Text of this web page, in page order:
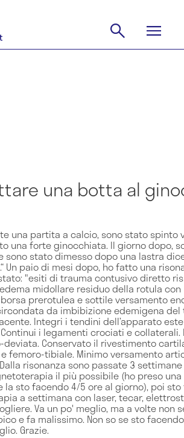
una botta al
una partita a calcio, sono stato spinto
una forte ginocchiata. Il giorno dopo,
sono stato dimesso dopo una lastra
Un paio di mesi dopo, ho fatto una
"esiti di trauma contusivo diretto
midollare residuo della rotula
prerotulea e sottile versamento
da imbibizione edemigena
Integri i tendini dell’apparato
i legamenti crociati e collaterali.
Conservato il rivestimento
femoro-tibiale. Minimo versamento
risonanza sono passate 3
il più possibile (ho preso
la sto facendo 4/5 ore al giorno), poi
a settimana con laser, tecar,
Va un po' meglio, ma a volte non
e fa malissimo. Non so se sto
Grazie.